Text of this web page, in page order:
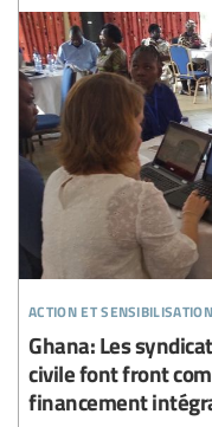
action et
Ghana: Les
civile font front
financement